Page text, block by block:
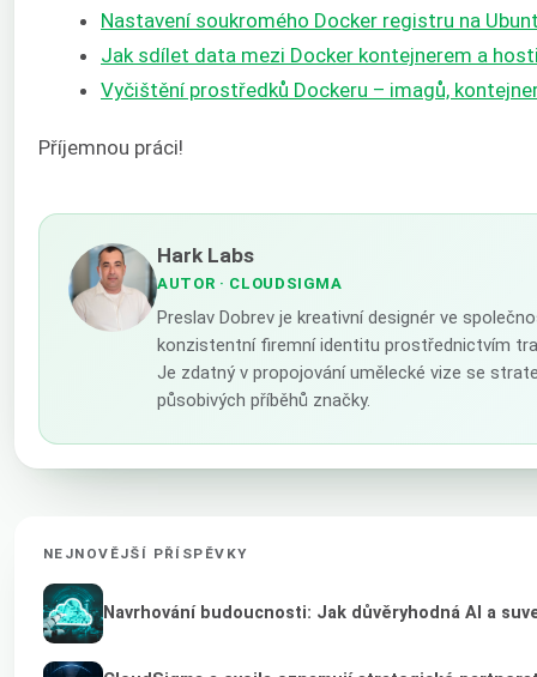
Nastavení soukromého Docker registru na
Jak sdílet data mezi Docker kontejnerem a
Vyčištění prostředků Dockeru – imagů,
Příjemnou práci!
Hark Labs
AUTOR · CLOUDSIGMA
Preslav Dobrev je kreativní designér ve
konzistentní firemní identitu prostřednictvím
Je zdatný v propojování umělecké vize se
působivých příběhů značky.
NEJNOVĚJŠÍ PŘÍSPĚVKY
Navrhování budoucnosti: Jak důvěryhodná AI a